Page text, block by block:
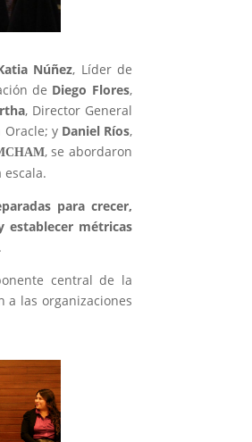
Núñez, Líder de
de Diego Flores,
, Director General
y Daniel Ríos,
, se abordaron
para crecer,
establecer métricas
central de la
las organizaciones